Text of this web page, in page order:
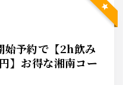
始予約で【2h飲み
】お得な湘南コー